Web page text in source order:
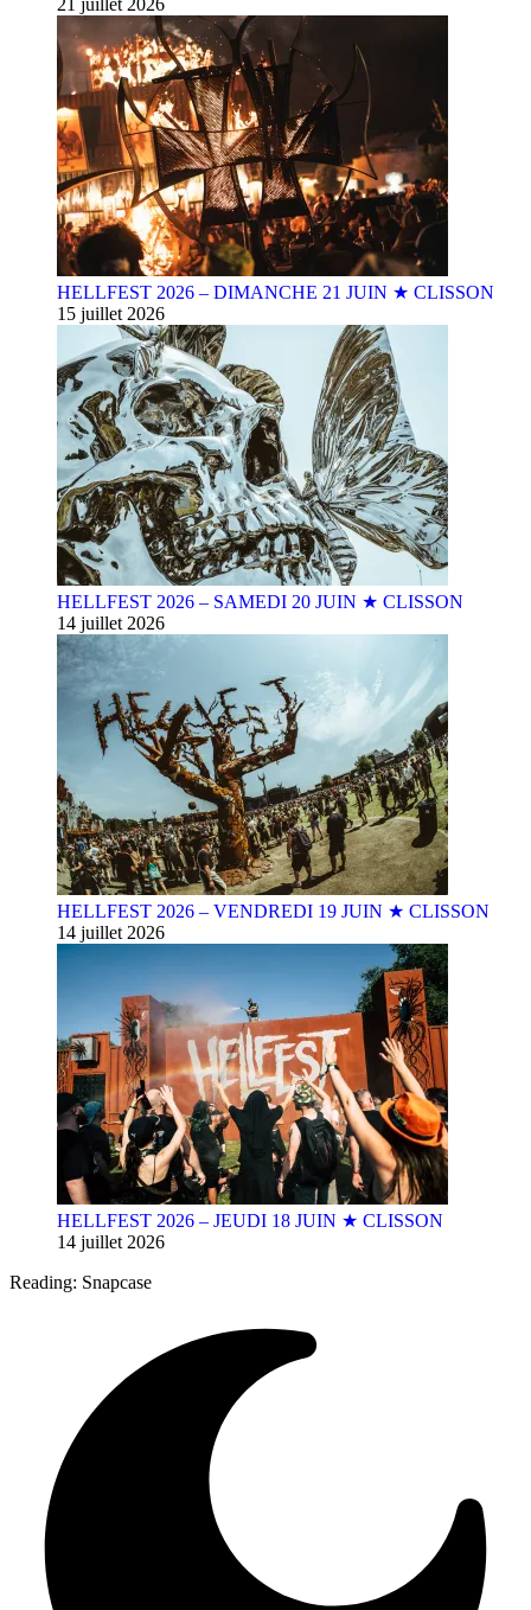
21 juillet 2026
HELLFEST 2026 – DIMANCHE 21 JUIN ★ CLISSON
15 juillet 2026
HELLFEST 2026 – SAMEDI 20 JUIN ★ CLISSON
14 juillet 2026
HELLFEST 2026 – VENDREDI 19 JUIN ★ CLISSON
14 juillet 2026
HELLFEST 2026 – JEUDI 18 JUIN ★ CLISSON
14 juillet 2026
Reading: Snapcase